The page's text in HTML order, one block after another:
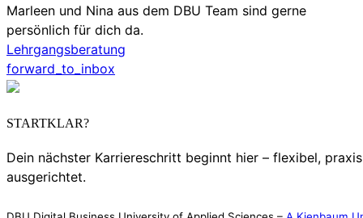
Marleen und Nina aus dem DBU Team sind gerne
persönlich für dich da.
Lehrgangsberatung
forward_to_inbox
STARTKLAR?
Dein nächster Karriereschritt beginnt hier – flexibel,
ausgerichtet.